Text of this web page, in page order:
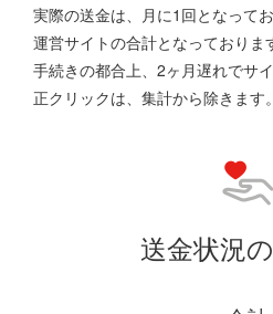
実際の送金は、月に1回となって
運営サイトの合計となっており
手続きの都合上、2ヶ月遅れでサ
正クリックは、集計から除きます。
送金状況